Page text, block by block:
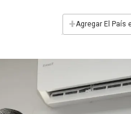
+Agregar El País